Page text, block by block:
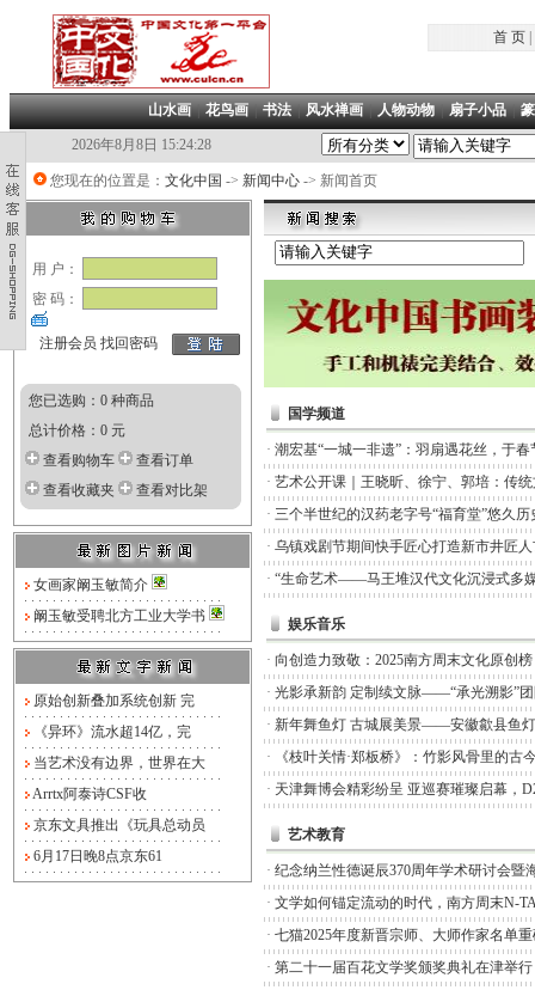
首 页|
山水画|花鸟画|书法|风水禅画|人物动物|扇子小品|
2026年8月8日 15:24:29
您现在的位置是： 文化中国 -> 新闻中心 -> 新闻首页
用 户：
密 码：
注册会员 找回密码
您已选购：0 种商品
总计价格：0 元
查看购物车
查看订单
查看收藏夹
查看对比架
女画家阚玉敏简介
阚玉敏受聘北方工业大学书
原始创新叠加系统创新 完
《异环》流水超14亿，完
当艺术没有边界，世界在大
Arrtx阿泰诗CSF收
京东文具推出《玩具总动员
6月17日晚8点京东61
国学频道
· 潮宏基“一城一非遗”：羽扇遇花丝，于
· 艺术公开课｜王晓昕、徐宁、郭培：传
· 三个半世纪的汉药老字号“福育堂”悠久历
· 乌镇戏剧节期间快手匠心打造新市井匠
· “生命艺术——马王堆汉代文化沉浸式多
娱乐音乐
· 向创造力致敬：2025南方周末文化原创
· 光影承新韵 定制续文脉——“承光溯影”
· 新年舞鱼灯 古城展美景——安徽歙县鱼
·
《枝叶关情·郑板桥》：竹影风骨里的古
· 天津舞博会精彩纷呈 亚巡赛璀璨启幕，
艺术教育
· 纪念纳兰性德诞辰370周年学术研讨会暨
· 文学如何锚定流动的时代，南方周末N-
· 七猫2025年度新晋宗师、大师作家名单
· 第二十一届百花文学奖颁奖典礼在津举行